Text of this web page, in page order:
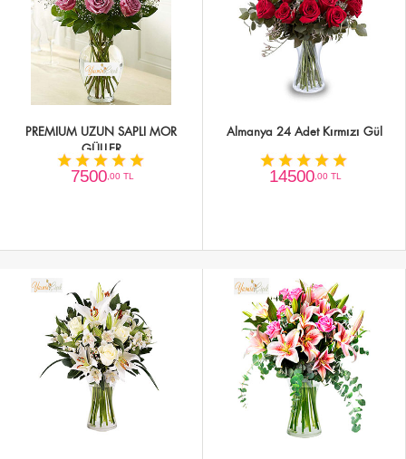
PREMIUM UZUN SAPLI MOR
GÜLLER
7500,00 TL
Almanya 24 Adet Kırmızı Gül
14500,00 TL